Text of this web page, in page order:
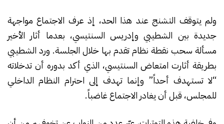
ولم يتوقف التشنج عند هذا الحد، إذ عرف الاجتماع مواجهة
جديدة بين الشطيبي وإدريس السنتيسي، بعدما أثار الأخير
مسألة سحب نقطة نظام تقدم بها خلال الجلسة. ورد الشطيبي
بطريقة أثارت امتعاض السنتيسي، الذي أكد بدوره أن تدخلاته
“لا تستهدف أحداً” وإنما تهدف إلى احترام النظام الداخلي
للمجلس، قبل أن يغادر الاجتماع غاضباً.